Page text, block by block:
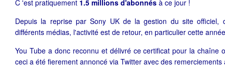
C 'est pratiquement 1.5 millions d'abonnés à ce jour !
Depuis la reprise par Sony UK de la gestion du site officiel,
différents médias, l'activité est de retour, en particulier cette
You Tube a donc reconnu et délivré ce certificat pour la chaîne
ceci a été fierement annoncé via Twitter avec des